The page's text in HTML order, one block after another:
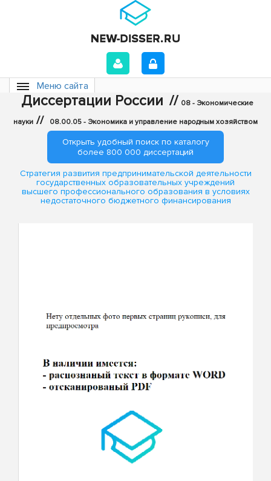
Меню сайта
Диссертации России // 08 - Экономические
науки // 08.00.05 - Экономика и управление народным хозяйством
Открыть удобный поиск по каталогу
более 800 000 диссертаций
Стратегия развития предпринимательской деятельности
государственных образовательных учреждений
высшего профессионального образования в условиях
недостаточного бюджетного финансирования